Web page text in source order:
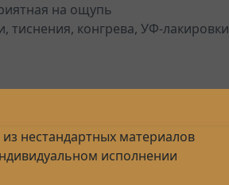
на ощупь
тиснения, конгрева, УФ-лакировки
нестандартных материалов
исполнении